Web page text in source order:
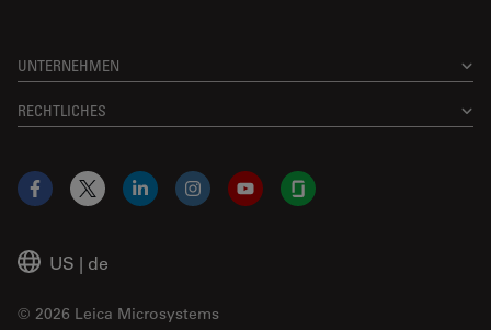
UNTERNEHMEN
RECHTLICHES
US | de
© 2026 Leica Microsystems
Facebook
X LinkedInInstagramYouTubeGlassdoor